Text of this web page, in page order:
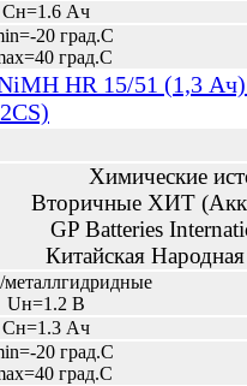
Сн=1.6 Ач
20 град.С
град.С
HR 15/51 (1,3 Ач)
Химические
Вторичные ХИТ
GP Batteries
Китайская
Uн=1.2 В
Сн=1.3 Ач
20 град.С
град.С